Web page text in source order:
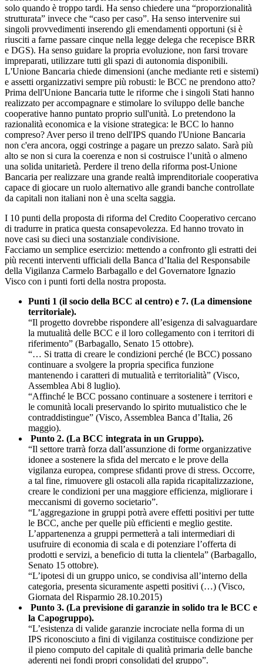
solo quando è troppo tardi. Ha senso chiedere una “proporzionalità
strutturata” invece che “caso per caso”. Ha senso intervenire sui
singoli provvedimenti inserendo gli emendamenti opportuni (si è
riusciti a farne passare cinque nella legge delega che recepisce BRR
e DGS). Ha senso guidare la propria evoluzione, non farsi trovare
impreparati, utilizzare tutti gli spazi di autonomia disponibili.
L'Unione Bancaria chiede dimensioni (anche mediante reti e sistemi)
e assetti organizzativi sempre più robusti: le BCC ne prendono atto?
Prima dell'Unione Bancaria tutte le riforme che i singoli Stati hanno
realizzato per accompagnare e stimolare lo sviluppo delle banche
cooperative hanno puntato proprio sull'unità. Lo pretendono la
razionalità economica e la visione strategica: le BCC lo hanno
compreso? Aver perso il treno dell'IPS quando l'Unione Bancaria
non c'era ancora, oggi costringe a pagare un prezzo salato. Sarà più
alto se non si cura la coerenza e non si costruisce l’unità o almeno
una solida unitarietà. Perdere il treno della riforma post-Unione
Bancaria per realizzare una grande realtà imprenditoriale cooperativa
capace di giocare un ruolo alternativo alle grandi banche controllate
da capitali non italiani non è una scelta saggia.
I 10 punti della proposta di riforma del Credito Cooperativo cercano
di tradurre in pratica questa consapevolezza. Ed hanno trovato in
nove casi su dieci una sostanziale condivisione.
Facciamo un semplice esercizio: mettendo a confronto gli estratti dei
più recenti interventi ufficiali della Banca d’Italia del Responsabile
della Vigilanza Carmelo Barbagallo e del Governatore Ignazio
Visco con i punti forti della nostra proposta.
Punti 1 (il socio della BCC al centro) e 7. (La dimensione
territoriale).
“Il progetto dovrebbe rispondere all’esigenza di salvaguardare
la mutualità delle BCC e il loro collegamento con i territori di
riferimento” (Barbagallo, Senato 15 ottobre).
“… Si tratta di creare le condizioni perché (le BCC) possano
continuare a svolgere la propria specifica funzione
mantenendo i caratteri di mutualità e territorialità” (Visco,
Assemblea Abi 8 luglio).
“Affinché le BCC possano continuare a sostenere i territori e
le comunità locali preservando lo spirito mutualistico che le
contraddistingue” (Visco, Assemblea Banca d’Italia, 26
maggio).
Punto 2. (La BCC integrata in un Gruppo).
“Il settore trarrà forza dall’assunzione di forme organizzative
idonee a sostenere la sfida del mercato e le prove della
vigilanza europea, comprese sfidanti prove di stress. Occorre,
a tal fine, rimuovere gli ostacoli alla rapida ricapitalizzazione,
creare le condizioni per una maggiore efficienza, migliorare i
meccanismi di governo societario”.
“L’aggregazione in gruppi potrà avere effetti positivi per tutte
le BCC, anche per quelle più efficienti e meglio gestite.
L’appartenenza a gruppi permetterà a tali intermediari di
usufruire di economia di scala e di potenziare l’offerta di
prodotti e servizi, a beneficio di tutta la clientela” (Barbagallo,
Senato 15 ottobre).
“L’ipotesi di un gruppo unico, se condivisa all’interno della
categoria, presenta sicuramente aspetti positivi (…) (Visco,
Giornata del Risparmio 28.10.2015)
Punto 3. (La previsione di garanzie in solido tra le BCC e
la Capogruppo).
“L’esistenza di valide garanzie incrociate nella forma di un
IPS riconosciuto a fini di vigilanza costituisce condizione per
il pieno computo del capitale di qualità primaria delle banche
aderenti nei fondi propri consolidati del gruppo”.